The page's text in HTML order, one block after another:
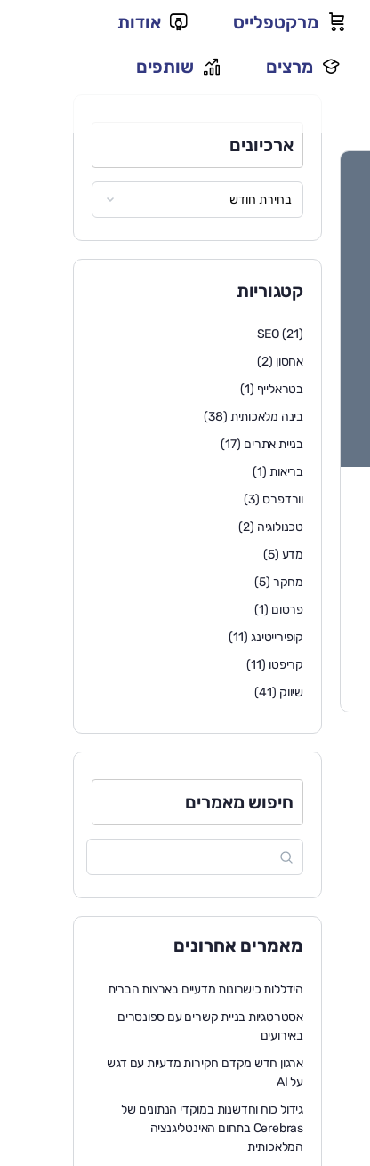
מרקטפלייס אודות
מרצים שותפים
ארכיונים
קטגוריות
SEO(21)
אחסון (2)
בטראלייף (1)
בינה מלאכותית (38)
בניית אתרים (17)
בריאות(1)
וורדפרס (3)
טכנולוגיה (2)
מדע (5)
מחקר (5)
פרסום (1)
קופירייטינג(11)
קריפטו (11)
שיווק (41)
חיפוש מאמרים
מאמרים אחרונים
הידללות כישרונות מדעיים בארצות הברית
אסטרטגיות בניית קשרים עם ספונסרים
באירועים
ארגון חדש מקדם חקירות מדעיות עם דגש
על AI
גידול כוח וחדשנות במוקדי הנתונים של
Cerebras בתחום האינטליגנציה
המלאכותית